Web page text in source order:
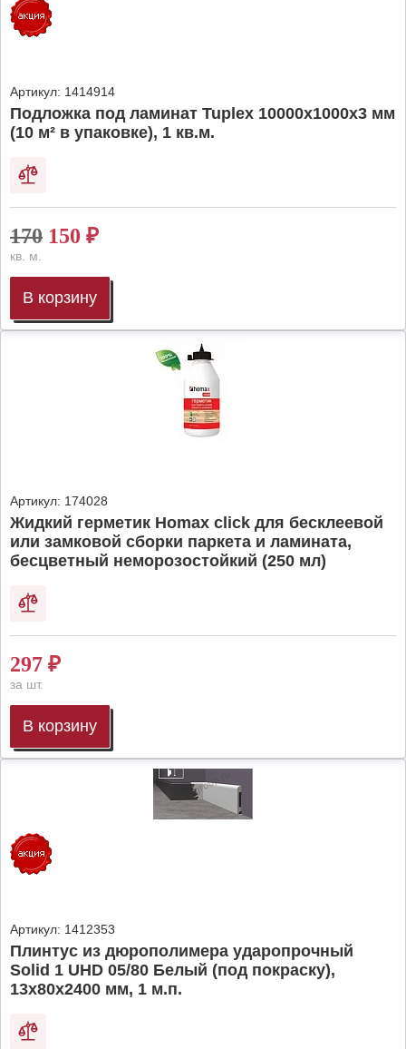
Артикул: 1414914
Подложка под ламинат Tuplex 10000x1000x3 мм
(10 м² в упаковке), 1 кв.м.
170 150 ₽
кв. м.
В корзину
Артикул: 174028
Жидкий герметик Homax click для бесклеевой
или замковой сборки паркета и ламината,
бесцветный неморозостойкий (250 мл)
297 ₽
за шт.
В корзину
Артикул: 1412353
Плинтус из дюрополимера ударопрочный
Solid 1 UHD 05/80 Белый (под покраску),
13х80х2400 мм, 1 м.п.